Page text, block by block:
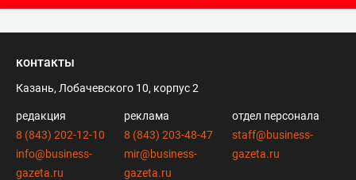
контакты
Казань, Лобачевского 10, корпус 2
редакция
8 (843) 202-12-10
info@business-
gazeta.ru
реклама
8 (843) 203-48-47
mir@business-
gazeta.ru
отдел персонала
staff@business-
gazeta.ru